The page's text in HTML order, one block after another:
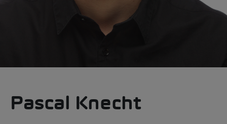
Pascal Knecht